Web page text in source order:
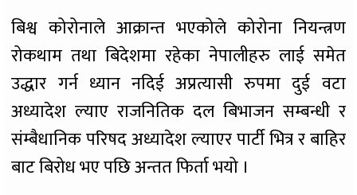
बिश्व कोरोनाले आक्रान्त भएकोले कोरोना नियन्त्रण
रोकथाम तथा बिदेशमा रहेका नेपालीहरु लाई समेत
उद्धार गर्न ध्यान नदिई अप्रत्यासी रुपमा दुई वटा
अध्यादेश ल्याए राजनितिक दल बिभाजन सम्बन्धी र
संम्बैधानिक परिषद अध्यादेश ल्याएर पार्टी भित्र र बाहिर
बाट बिरोध भए पछि अन्तत फिर्ता भयो ।